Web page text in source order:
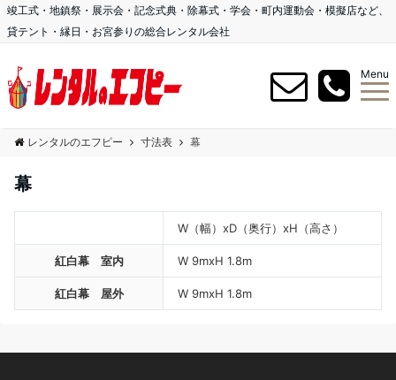
竣工式・地鎮祭・展示会・記念式典・除幕式・学会・町内運動会・模擬店など、
貸テント・縁日・お宮参りの総合レンタル会社
Menu
レンタルのエフピー 寸法表 幕
幕
W（幅）xD（奥行）xH（高さ）
紅白幕 室内 W 9mxH 1.8m
紅白幕 屋外 W 9mxH 1.8m